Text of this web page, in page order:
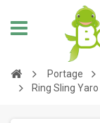
Portage
Ring Sling